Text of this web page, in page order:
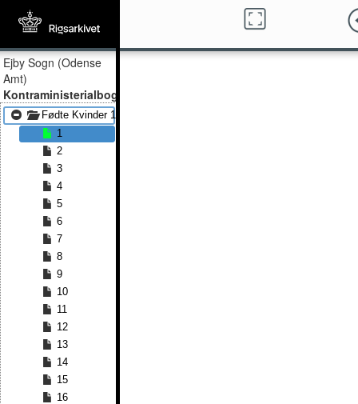
Ejby Sogn (Odense
Amt)
Kontraministerialbog
Fødte Kvinder 1813 - Fødte Kvinder 1842
1
2
3
4
5
6
7
8
9
10
11
12
13
14
15
16